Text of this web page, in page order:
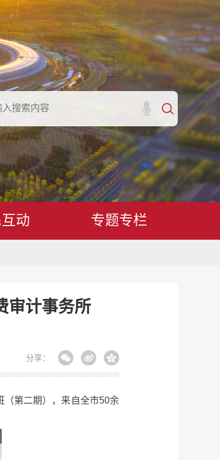
动 专题专栏
审计事务所
分享：
第二期），来自全市50余